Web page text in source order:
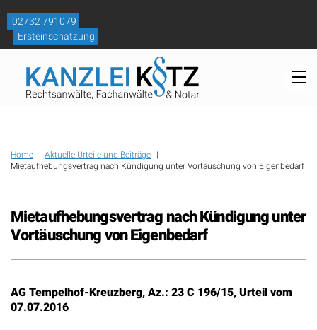
content
02732 791079
Ersteinschätzung
Home
Aktuelle Urteile und Beiträge
Mietaufhebungsvertrag nach Kündigung unter Vortäuschung von Eigenbedarf
Mietaufhebungsvertrag nach Kündigung unter
Vortäuschung von Eigenbedarf
AG Tempelhof-Kreuzberg, Az.: 23 C 196/15, Urteil vom
07.07.2016